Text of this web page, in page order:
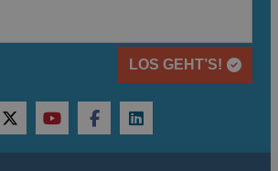
LOS GEHT’S!
twitteryoutubefacebooklinkedin